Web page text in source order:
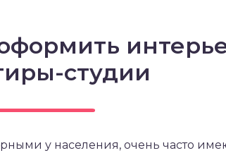
студии
у населения, очень часто